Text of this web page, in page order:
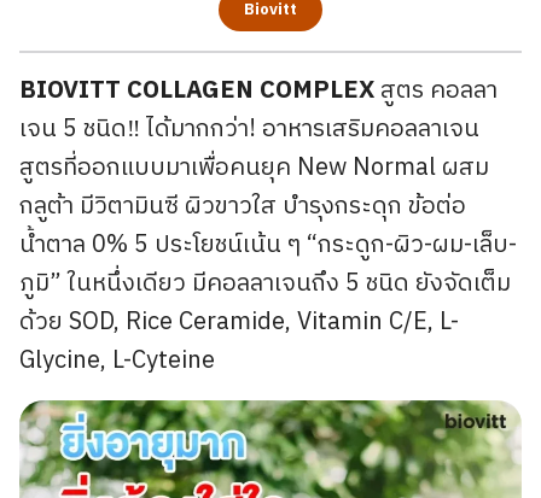
Biovitt
BIOVITT COLLAGEN COMPLEXสูตร คอลลา
เจน 5 ชนิด‼ ได้มากกว่า! อาหารเสริมคอลลาเจน
สูตรที่ออกแบบมาเพื่อคนยุค New Normal ผสม
กลูต้า มีวิตามินซี ผิวขาวใส บำรุงกระดุก ข้อต่อ
น้ำตาล 0% 5 ประโยชน์เน้น ๆ “กระดูก-ผิว-ผม-เล็บ-
ภูมิ” ในหนึ่งเดียว มีคอลลาเจนถึง 5 ชนิด ยังจัดเต็ม
ด้วย SOD, Rice Ceramide, Vitamin C/E, L-
Glycine, L-Cyteine